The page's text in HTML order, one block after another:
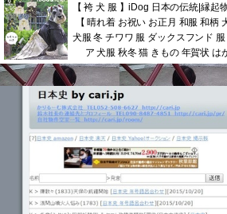
【 袴 犬 服 】iDog 日本の伝統|縁起
【 晴れ着 お祝い お正月 和服 和柄
犬服 冬 チワワ 服 ダックスフンド
ア 犬服 秋冬 猫 きもの 年賀状 は